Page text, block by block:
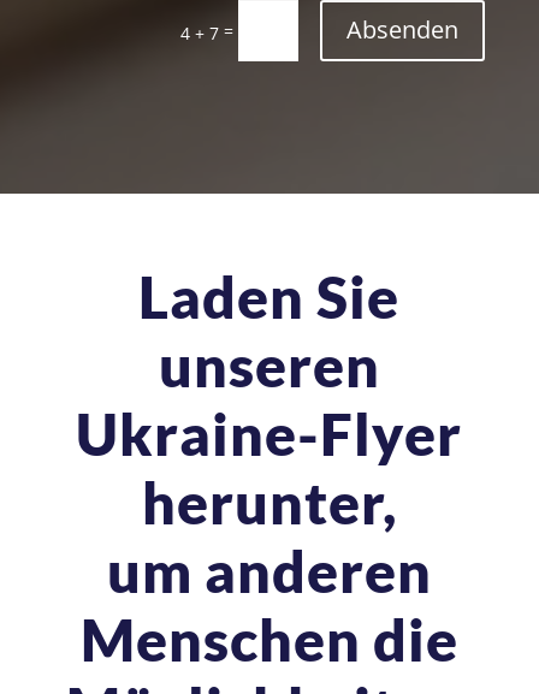
4 + 7 = Absenden
Laden Sie
unseren
Ukraine-Flyer
herunter,
um anderen
Menschen die